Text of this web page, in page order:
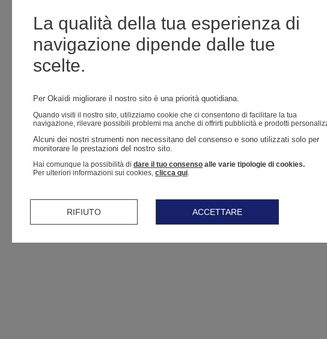
La qualità della tua esperienza di
navigazione dipende dalle tue
scelte.
Per Okaïdi migliorare il nostro sito è una priorità quotidiana.
Quando visiti il ​​nostro sito, utilizziamo cookie che ci consentono di facilitare la tua
navigazione, rilevare possibili problemi ma anche di offrirti pubblicità e prodotti
Alcuni dei nostri strumenti non necessitano del consenso e sono utilizzati solo per
monitorare le prestazioni del nostro sito.
Hai comunque la possibilità di dare il tuo consenso alle varie tipologie di cookies.
Per ulteriori informazioni sui cookies, clicca qui
RIFIUTO ACCETTARE